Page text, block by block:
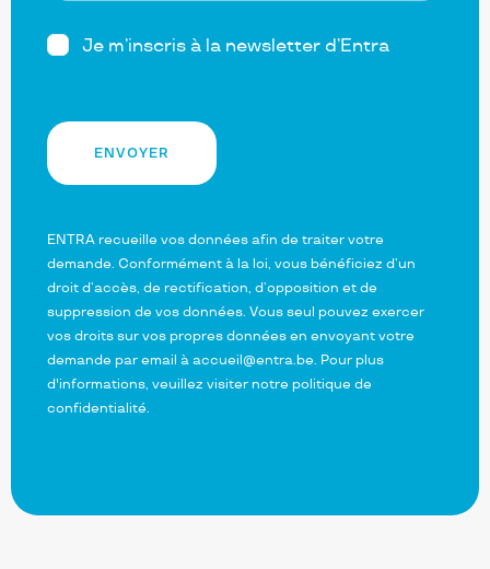
Je m’inscris à la newsletter d’Entra
ENVOYER
ENTRA recueille vos données afin de traiter votre
demande. Conformément à la loi, vous bénéficiez d’un
droit d’accès, de rectification, d’opposition et de
suppression de vos données. Vous seul pouvez exercer
vos droits sur vos propres données en envoyant votre
demande par email à accueil@entra.be. Pour plus
d'informations, veuillez visiter notre politique de
confidentialité.